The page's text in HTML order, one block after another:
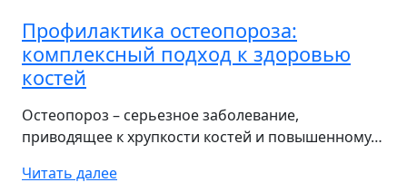
Профилактика остеопороза:
комплексный подход к здоровью
костей
Остеопороз – серьезное заболевание,
приводящее к хрупкости костей и повышенному…
Читать далее